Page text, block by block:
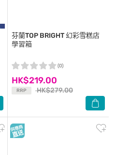
芬蘭TOP BRIGHT幻彩雪糕店
學習箱
HK$219.00
RRP HK$279.00
(0)